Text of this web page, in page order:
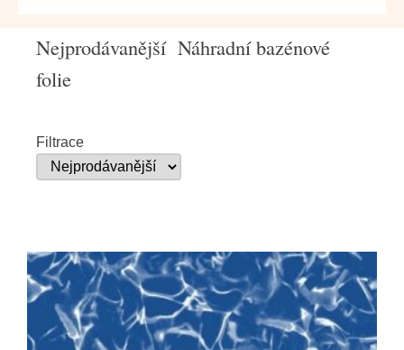
Nejprodávanější Náhradní bazénové
folie
Filtrace